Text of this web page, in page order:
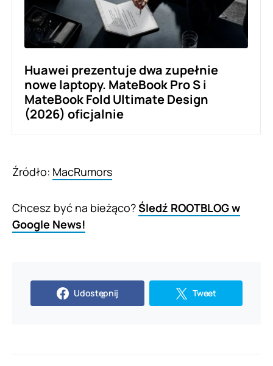
Huawei prezentuje dwa zupełnie
nowe laptopy. MateBook Pro S i
MateBook Fold Ultimate Design
(2026) oficjalnie
Źródło: MacRumors
Chcesz być na bieżąco?Śledź ROOTBLOG w
Google News!
Udostępnij Tweet